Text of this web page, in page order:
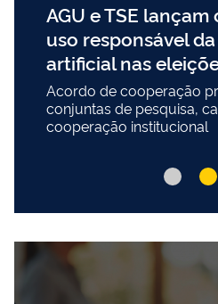
AGU e TSE
uso responsável
artificial nas
Acordo de cooperação
conjuntas de pesquisa,
cooperação institucional